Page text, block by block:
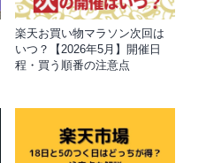
楽天お買い物マラソン次回は
いつ？【2026年5月】開催日
程・買う順番の注意点